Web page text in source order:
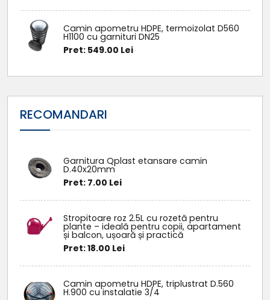
Camin apometru HDPE, termoizolat D560
H1100 cu garnituri DN25
Pret: 549.00 Lei
RECOMANDARI
Garnitura Qplast etansare camin
D.40x20mm
Pret: 7.00 Lei
Stropitoare roz 2.5L cu rozetă pentru
plante – ideală pentru copii, apartament
și balcon, ușoară și practică
Pret: 18.00 Lei
Camin apometru HDPE, triplustrat D.560
H.900 cu instalatie 3/4